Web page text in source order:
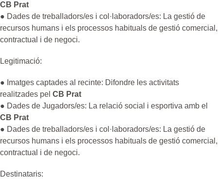
CB Prat
● Dades de treballadors/es i col·laboradors/es: La gestió de
recursos humans i els processos habituals de gestió comercial,
contractual i de negoci.
Legitimació:
● Imatges captades al recinte: Difondre les activitats
realitzades pel CB Prat
● Dades de Jugadors/es: La relació social i esportiva amb el
CB Prat
● Dades de treballadors/es i col·laboradors/es: La gestió de
recursos humans i els processos habituals de gestió comercial,
contractual i de negoci.
Destinataris: